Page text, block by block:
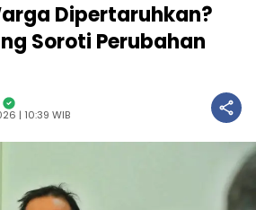
Dipertaruhkan?
Soroti Perubahan
| 10:39 WIB